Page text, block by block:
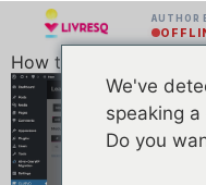
AUTHOR
How to Upload
We've
speaking
Do you